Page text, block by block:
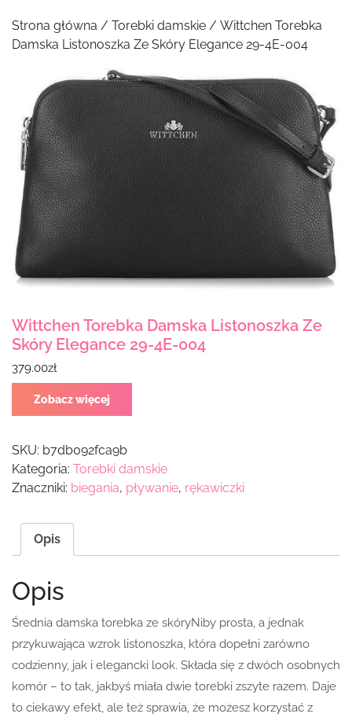
Strona główna / Torebki damskie / Wittchen Torebka
Damska Listonoszka Ze Skóry Elegance 29-4E-004
Wittchen Torebka Damska Listonoszka Ze
Skóry Elegance 29-4E-004
379.00zł
Zobacz więcej
SKU: b7db092fca9b
Kategoria: Torebki damskie
Znaczniki: biegania, pływanie, rękawiczki
Opis
Opis
Średnia damska torebka ze skóryNiby prosta, a jednak
przykuwająca wzrok listonoszka, która dopełni zarówno
codzienny, jak i elegancki look. Składa się z dwóch osobnych
komór – to tak, jakbyś miała dwie torebki zszyte razem. Daje
to ciekawy efekt, ale też sprawia, że możesz korzystać z